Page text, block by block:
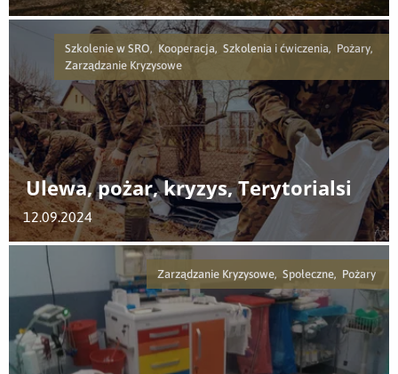
Szkolenie w SRO, Kooperacja, Szkolenia i ćwiczenia, Pożary,
Zarządzanie Kryzysowe
Ulewa, pożar, kryzys, Terytorialsi
12.09.2024
Zarządzanie Kryzysowe, Społeczne, Pożary